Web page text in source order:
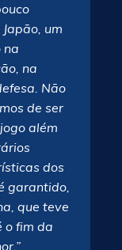
um
na
na
Não
de ser
além
dos
garantido,
que teve
o fim da